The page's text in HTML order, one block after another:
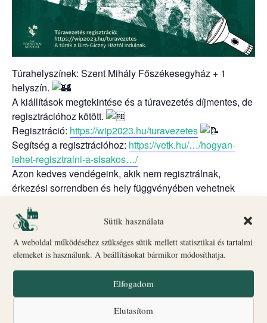
Sütik használata
A weboldal működéséhez szükséges sütik mellett statisztikai és tartalmi
elemeket is használunk. A beállításokat bármikor módosíthatja.
Elfogadom
Elutasítom
Túrahelyszínek: Szent Mihály Főszékesegyház + 1
helyszín.
A kiállítások megtekintése és a túravezetés díjmentes, de
regisztrációhoz kötött.
Regisztráció: https://wip2023.hu/turavezetes
Segítség a regisztrációhoz: https://vetk.hu/…/hogyan-
lehet-regisztralni-a-sisakos…/
Azon kedves vendégeink, akik nem regisztrálnak,
érkezési sorrendben és hely függvényében vehetnek
Biró-Giczey Ház kiállításai (szo-vas, 10:00-18:00):
– „Nem káptalan a fejem” című kiállítás – Honnan ered ez
a mondás?
– Régészeti kiállítás – a várhegy régészeti kutatásából
származó különleges leletek.
– Kanonoki lakosztály – mit ábrázolnak és milyen
történetet rejtenek a gyönyörű